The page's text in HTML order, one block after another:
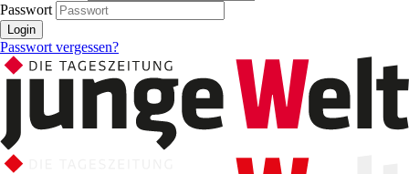
Passwort
Login
Passwort vergessen?